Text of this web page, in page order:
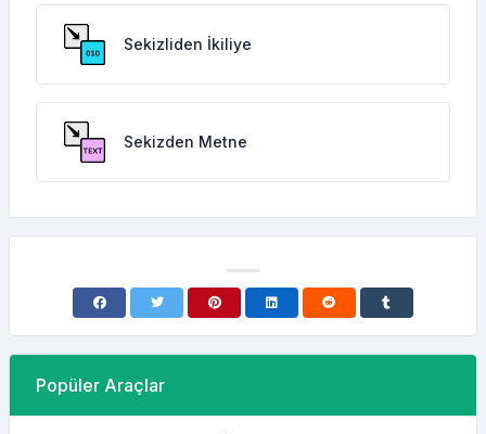
Sekizliden İkiliye
Sekizden Metne
Popüler Araçlar